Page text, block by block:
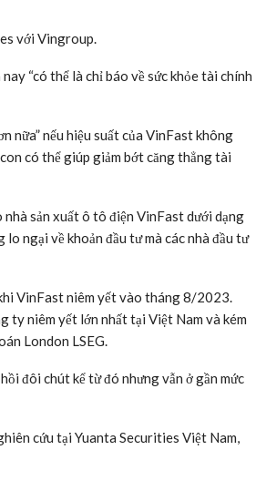
với Vingroup.
“có thể là chỉ báo về sức khỏe tài chính
nữa” nếu hiệu suất của VinFast không
có thể giúp giảm bớt căng thẳng tài
sản xuất ô tô điện VinFast dưới dạng
ngại về khoản đầu tư mà các nhà đầu tư
VinFast niêm yết vào tháng 8/2023.
ty niêm yết lớn nhất tại Việt Nam và kém
London LSEG.
đôi chút kể từ đó nhưng vẫn ở gần mức
cứu tại Yuanta Securities Việt Nam,